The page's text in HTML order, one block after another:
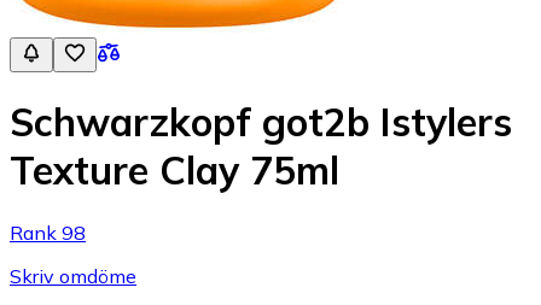
Schwarzkopf got2b Istylers
Texture Clay 75ml
Rank 98
Skriv omdöme